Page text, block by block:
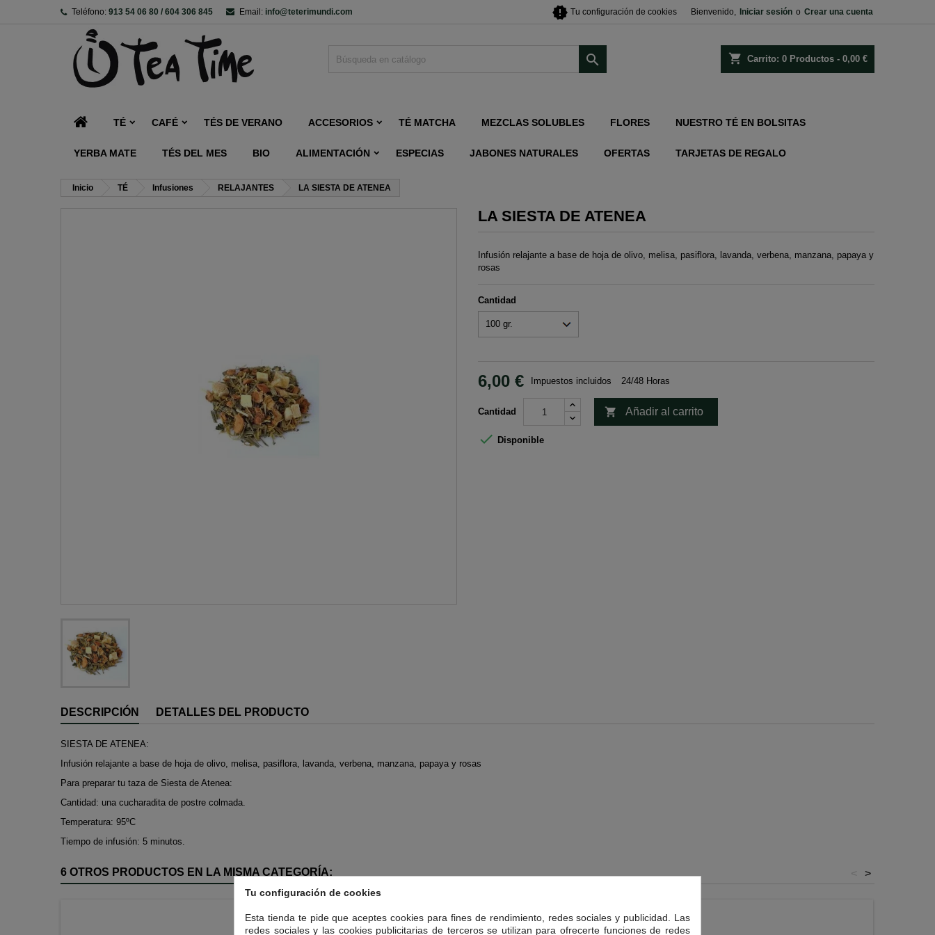
Teléfono: 913 54 06 80 / 604 306 845 Email: info@teterimundi.com Bienvenido, Iniciar sesión o Crear una cuenta
new_releases Tu configuración de cookies
shopping_cart Carrito: 0 Productos - 0,00 €

TÉ CAFÉ TÉS DE VERANO ACCESORIOS TÉ MATCHA MEZCLAS SOLUBLES FLORES NUESTRO TÉ EN BOLSITAS
YERBA MATE TÉS DEL MES BIO ALIMENTACIÓN ESPECIAS JABONES NATURALES OFERTAS TARJETAS DE REGALO
Inicio TÉ Infusiones RELAJANTES LA SIESTA DE ATENEA
LA SIESTA DE ATENEA
Infusión relajante a base de hoja de olivo, melisa, pasiflora, lavanda, verbena, manzana, papaya y
rosas
Cantidad
6,00 € Impuestos incluidos 24/48 Horas
Cantidad  Añadir al carrito
 Disponible
DESCRIPCIÓN DETALLES DEL PRODUCTO
SIESTA DE ATENEA:
Infusión relajante a base de hoja de olivo, melisa, pasiflora, lavanda, verbena, manzana, papaya y rosas
Para preparar tu taza de Siesta de Atenea:
Cantidad: una cucharadita de postre colmada.
Temperatura: 95ºC
Tiempo de infusión: 5 minutos.
6 OTROS PRODUCTOS EN LA MISMA CATEGORÍA: >
<
Tu configuración de cookies
Esta tienda te pide que aceptes cookies para fines de rendimiento, redes sociales y publicidad. Las
redes sociales y las cookies publicitarias de terceros se utilizan para ofrecerte funciones de redes